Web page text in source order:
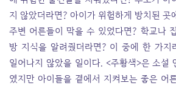
지 않았더라면? 아이가 위험하게 방치된 곳
주변 어른들이 막을 수 있었다면? 학교나
방 지식을 알려줬더라면? 이 중에 한 가지
일어나지 않았을 일이다. <주황색>은 소설
였지만 아이들을 곁에서 지켜보는 좋은 어